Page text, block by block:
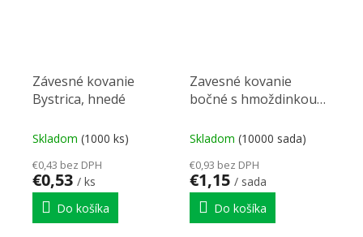
Závesné kovanie
Bystrica, hnedé
Skladom (1000 ks)
€0,43 bez DPH
€0,53 / ks
Do košíka
Zavesné kovanie
bočné s hmoždinkou
Skladom (10000 sada)
€0,93 bez DPH
€1,15 / sada
Do košíka